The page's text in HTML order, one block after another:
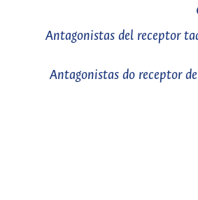
Antagonistas del receptor
Antagonistas do receptor